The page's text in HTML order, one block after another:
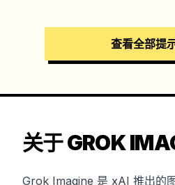
查看全部提
关于 GROK
Grok Imagine 是 xAI 推出的